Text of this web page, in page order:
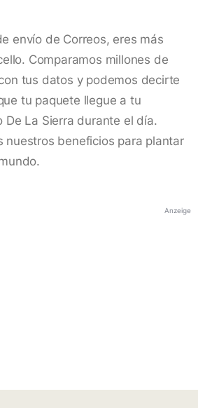
envío de Correos, eres más
Comparamos millones de
tus datos y podemos decirte
tu paquete llegue a tu
De La Sierra durante el día.
nuestros beneficios para plantar
Anzeige